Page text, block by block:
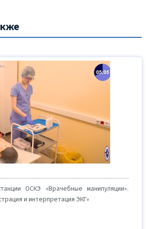
ОСКЭ «Врачебные манипуляции».
и интерпретация ЭКГ»